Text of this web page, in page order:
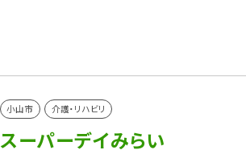
小山市 介護・リハビリ
スーパーデイみらい